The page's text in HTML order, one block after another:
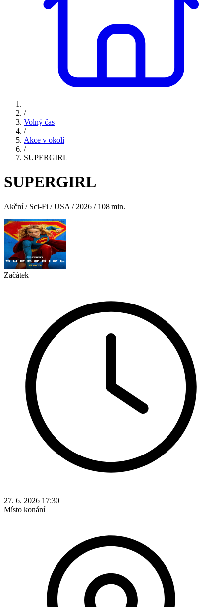
/
Volný čas
/
Akce v okolí
/
SUPERGIRL
SUPERGIRL
Akční / Sci-Fi / USA / 2026 / 108 min.
Začátek
27. 6. 2026 17:30
Místo konání